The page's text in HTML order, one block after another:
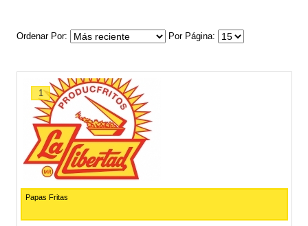
Ordenar Por Por Página
1
Papas Fritas